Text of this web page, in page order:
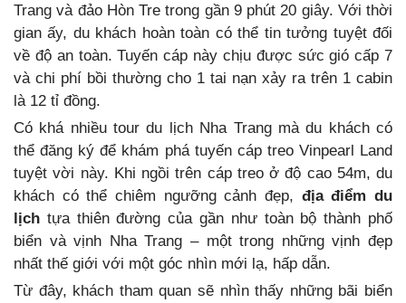
Trang và đảo Hòn Tre trong gần 9 phút 20 giây. Với thời
gian ấy, du khách hoàn toàn có thể tin tưởng tuyệt đối
về độ an toàn. Tuyến cáp này chịu được sức gió cấp 7
và chi phí bồi thường cho 1 tai nạn xảy ra trên 1 cabin
là 12 tỉ đồng.
Có khá nhiều tour du lịch Nha Trang mà du khách có
thể đăng ký để khám phá tuyến cáp treo Vinpearl Land
tuyệt vời này. Khi ngồi trên cáp treo ở độ cao 54m, du
khách có thể chiêm ngưỡng cảnh đẹp, địa điểm du
lịch tựa thiên đường của gần như toàn bộ thành phố
biển và vịnh Nha Trang – một trong những vịnh đẹp
nhất thế giới với một góc nhìn mới lạ, hấp dẫn.
Từ đây, khách tham quan sẽ nhìn thấy những bãi biển